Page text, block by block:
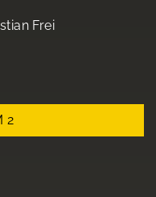
Frei
2